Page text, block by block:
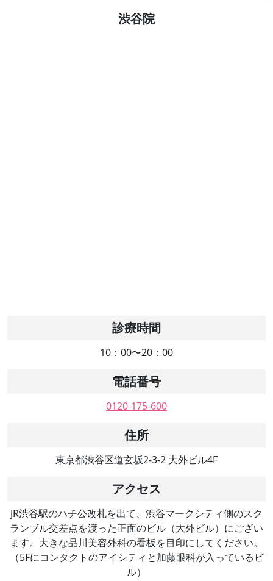
渋谷院
診療時間
10：00〜20：00
電話番号
0120-175-600
住所
東京都渋谷区道玄坂2-3-2 大外ビル4F
アクセス
JR渋谷駅のハチ公改札を出て、渋谷マークシティ側のスク
ランブル交差点を渡った正面のビル（大外ビル）にござい
ます。大きな品川美容外科の看板を目印にしてください。
（5Fにコンタクトのアイシティと加藤眼科が入っているビ
ル）